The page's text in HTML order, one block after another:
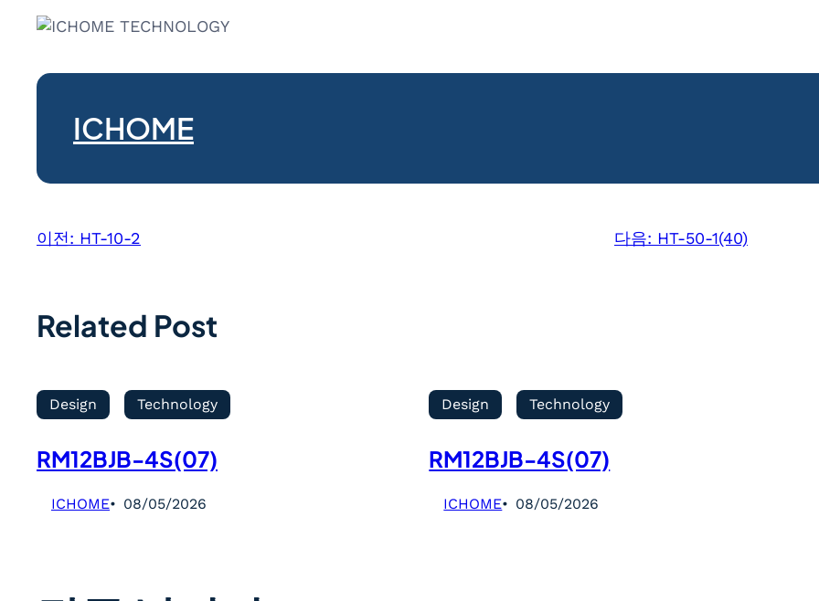
ICHOME
이전: HT-10-2 다음: HT-50-1(40)
Related Post
Design Technology
RM12BJB-4S(07)
ICHOME 08/05/2026
Design Technology
RM12BJB-4S(07)
ICHOME 08/05/2026